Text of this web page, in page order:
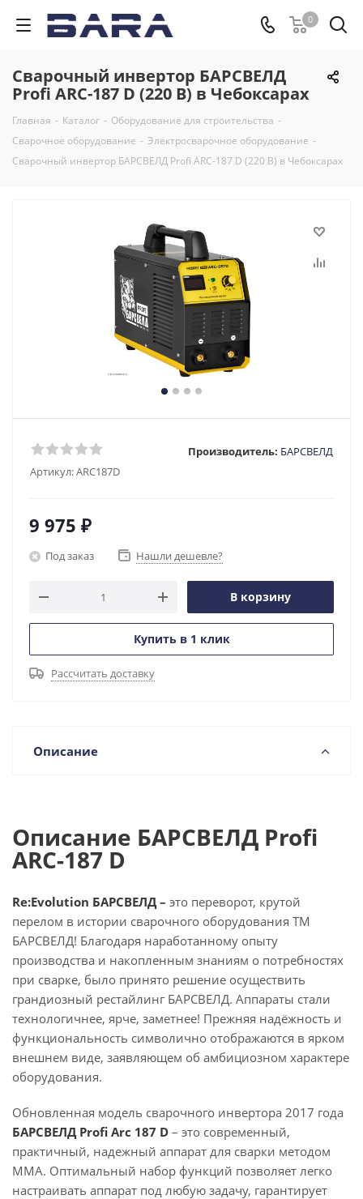
0
Сварочный инвертор БАРСВЕЛД
Profi ARC-187 D (220 В) в Чебоксарах
Главная - Каталог - Оборудование для строительства -
Сварочное оборудование - Электросварочное оборудование -
Сварочный инвертор БАРСВЕЛД Profi ARC-187 D (220 В) в Чебоксарах
Артикул:ARC187D
Производитель: БАРСВЕЛД
9 975 ₽
Под заказ Нашли дешевле?
В корзину
Купить в 1 клик
Рассчитать доставку
Описание
Описание БАРСВЕЛД Profi
ARC-187 D
Re:Evolution БАРСВЕЛД – это переворот, крутой
перелом в истории сварочного оборудования ТМ
БАРСВЕЛД! Благодаря наработанному опыту
производства и накопленным знаниям о потребностях
при сварке, было принято решение осуществить
грандиозный рестайлинг БАРСВЕЛД. Аппараты стали
технологичнее, ярче, заметнее! Прежняя надёжность и
функциональность символично отображаются в ярком
внешнем виде, заявляющем об амбициозном характере
оборудования.
Обновленная модель сварочного инвертора 2017 года
БАРСВЕЛД Profi Arc 187 D – это современный,
практичный, надежный аппарат для сварки методом
MMA. Оптимальный набор функций позволяет легко
настраивать аппарат под любую задачу, гарантирует